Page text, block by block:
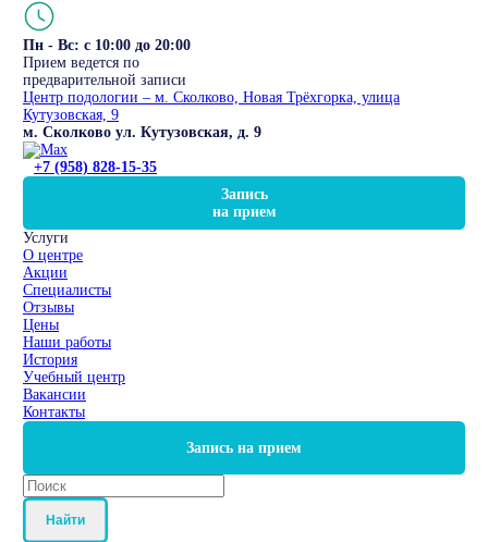
Пн - Вс: с 10:00 до 20:00
Прием ведется по
предварительной записи
Центр подологии – м. Сколково, Новая Трёхгорка, улица
Кутузовская, 9
м. Сколково ул. Кутузовская, д. 9
+7 (958) 828-15-35
Запись
на прием
Услуги
О центре
Акции
Специалисты
Отзывы
Цены
Наши работы
История
Учебный центр
Вакансии
Контакты
Запись на прием
Найти